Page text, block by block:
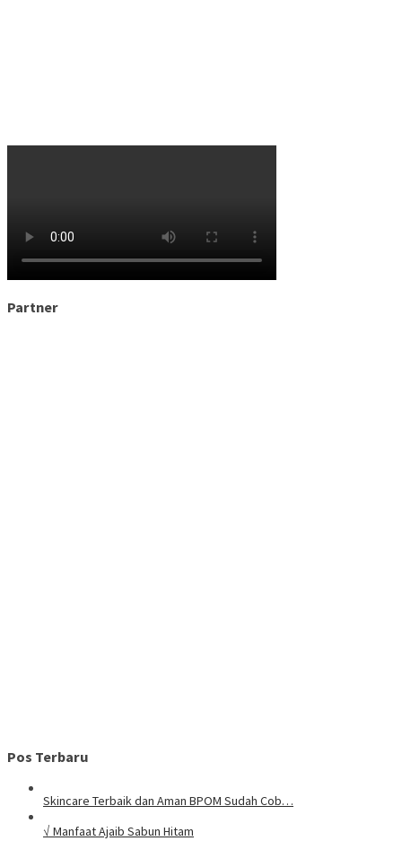
Partner
Pos Terbaru
Skincare Terbaik dan Aman BPOM Sudah Cob…
√ Manfaat Ajaib Sabun Hitam